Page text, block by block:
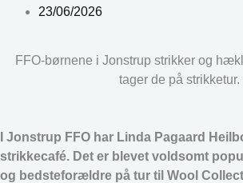
23/06/2026
FFO-børnene i Jonstrup strikker og
tager de på strikketur.
I Jonstrup FFO har Linda Pagaard
strikkecafé. Det er blevet voldsomt
og bedsteforældre på tur til Wool